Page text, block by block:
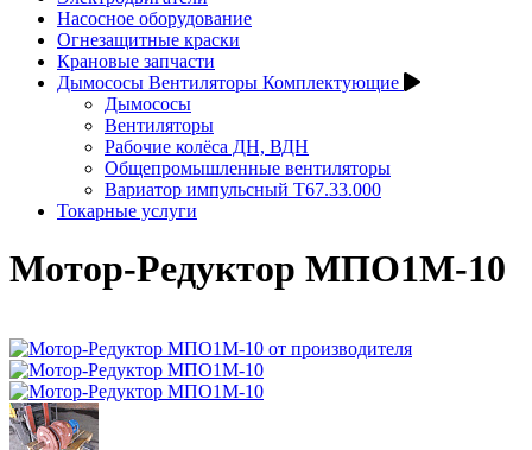
Насосное оборудование
Огнезащитные краски
Крановые запчасти
Дымососы Вентиляторы Комплектующие
Дымососы
Вентиляторы
Рабочие колёса ДН, ВДН
Общепромышленные вентиляторы
Вариатор импульсный Т67.33.000
Токарные услуги
Мотор-Редуктор МПО1М-10